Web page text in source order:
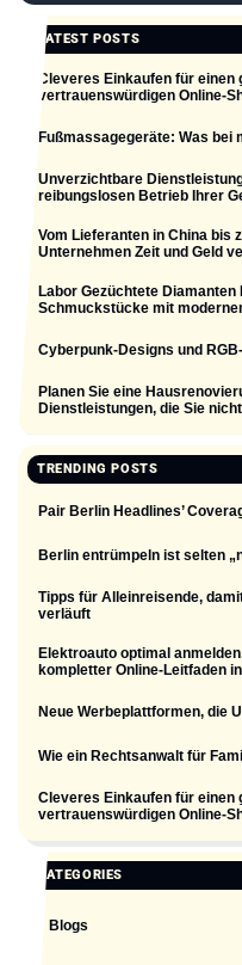
LATEST POSTS
Cleveres Einkaufen für
vertrauenswürdigen Online-
Fußmassagegeräte: Was bei
Unverzichtbare
reibungslosen Betrieb Ihrer
Vom Lieferanten in China bis
Unternehmen Zeit und Geld
Labor Gezüchtete
Schmuckstücke mit
Cyberpunk-Designs und
Planen Sie eine
Dienstleistungen, die Sie
TRENDING POSTS
Pair Berlin Headlines’
Berlin entrümpeln ist selten
Tipps für Alleinreisende,
verläuft
Elektroauto optimal
kompletter Online-Leitfaden
Neue Werbeplattformen, die
Wie ein Rechtsanwalt für
Cleveres Einkaufen für einen
vertrauenswürdigen Online-
CATEGORIES
Blogs